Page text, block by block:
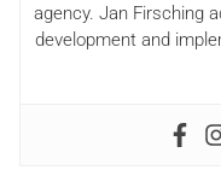
agency. Jan Firsching
development and